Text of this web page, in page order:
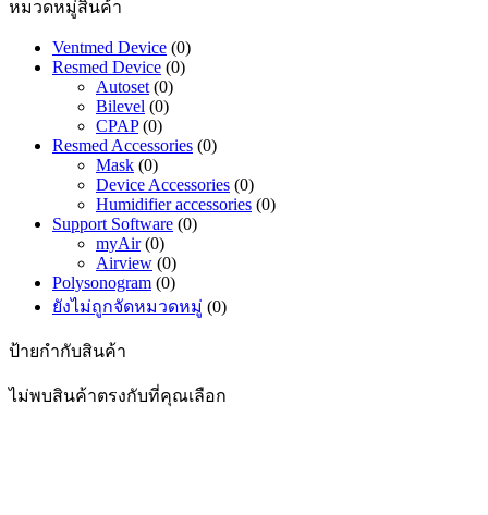
หมวดหมู่สินค้า
Ventmed Device (0)
Resmed Device (0)
Autoset (0)
Bilevel (0)
CPAP (0)
Resmed Accessories (0)
Mask (0)
Device Accessories (0)
Humidifier accessories (0)
Support Software (0)
myAir (0)
Airview (0)
Polysonogram (0)
ยังไม่ถูกจัดหมวดหมู่ (0)
ป้ายกำกับสินค้า
ไม่พบสินค้าตรงกับที่คุณเลือก